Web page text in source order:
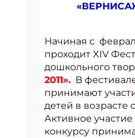
Начиная с
проходит XIV
дошкольного
2011». В
принимают
детей в возрасте
Активное участие
конкурсу